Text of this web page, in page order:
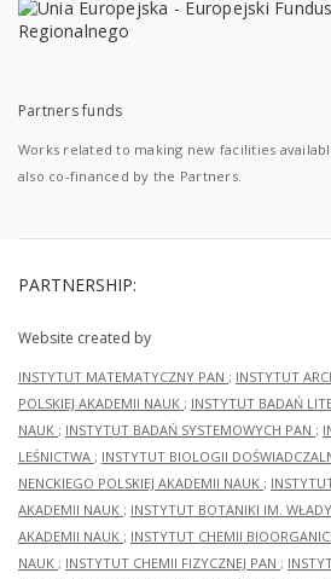
Partners funds
Works related to making new facilities
also co-financed by the Partners.
PARTNERSHIP:
Website created by
INSTYTUT MATEMATYCZNY PAN ; INSTYTUT
POLSKIEJ AKADEMII NAUK ; INSTYTUT BADAŃ
NAUK ; INSTYTUT BADAŃ SYSTEMOWYCH PAN ;
LEŚNICTWA ; INSTYTUT BIOLOGII
NENCKIEGO POLSKIEJ AKADEMII NAUK ;
AKADEMII NAUK ; INSTYTUT BOTANIKI IM.
AKADEMII NAUK ; INSTYTUT CHEMII
NAUK ; INSTYTUT CHEMII FIZYCZNEJ PAN ;